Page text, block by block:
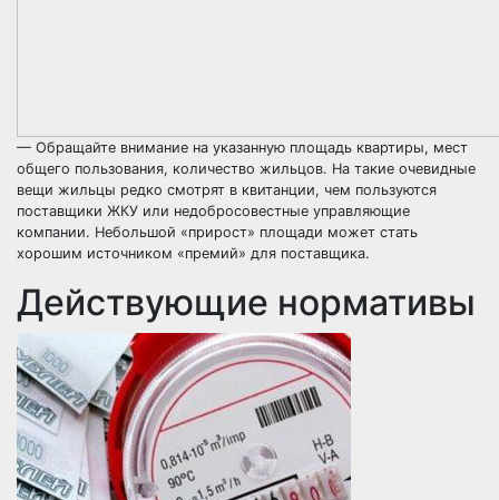
— Обращайте внимание на указанную площадь квартиры, мест
общего пользования, количество жильцов. На такие очевидные
вещи жильцы редко смотрят в квитанции, чем пользуются
поставщики ЖКУ или недобросовестные управляющие
компании. Небольшой «прирост» площади может стать
хорошим источником «премий» для поставщика.
Действующие нормативы